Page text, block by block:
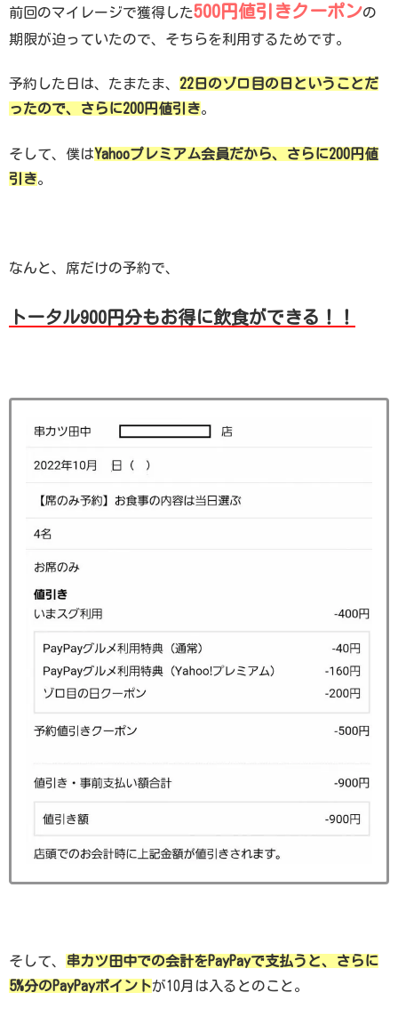
前回のマイレージで獲得した500円値引きクーポンの
期限が迫っていたので、そちらを利用するためです。
予約した日は、たまたま、 22日のゾロ目の日ということだ
ったので、さらに200円値引き。
そして、僕はYahooプレミアム会員だから、さらに200円値
引き。
なんと、席だけの予約で、
トータル900円分もお得に飲食ができる！！
そして、 串カツ田中での会計をPayPayで支払うと、さらに
5%分のPayPayポイントが10月は入るとのこと。